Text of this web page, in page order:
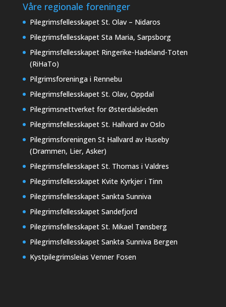
Våre regionale foreninger
Pilegrimsfellesskapet St. Olav – Nidaros
Pilegrimsfellesskapet Sta Maria, Sarpsborg
Pilegrimsfellesskapet Ringerike-Hadeland-Toten
(RiHaTo)
Pilgrimsforeninga i Rennebu
Pilegrimsfellesskapet St. Olav, Oppdal
Pilegrimsnettverket for Østerdalsleden
Pilegrimsfellesskapet St. Hallvard av Oslo
Pilegrimsforeningen St Hallvard av Huseby
(Drammen, Lier, Asker)
Pilegrimsfellesskapet St. Thomas i Valdres
Pilegrimsfellesskapet Kvite Kyrkjer i Tinn
Pilegrimsfellesskapet Sankta Sunniva
Pilegrimsfellesskapet Sandefjord
Pilegrimsfellesskapet St. Mikael Tønsberg
Pilegrimsfellesskapet Sankta Sunniva Bergen
Kystpilegrimsleias Venner Fosen